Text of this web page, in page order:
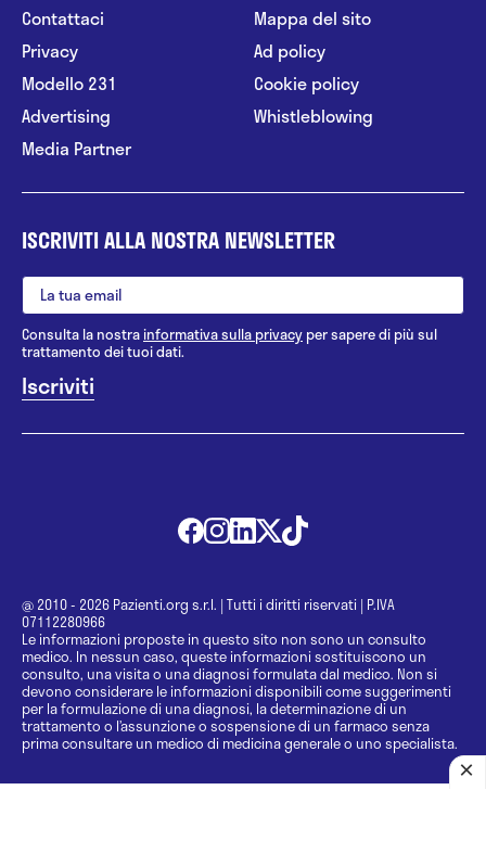
Contattaci
Privacy
Modello 231
Advertising
Media Partner
Mappa del sito
Ad policy
Cookie policy
Whistleblowing
ISCRIVITI ALLA NOSTRA NEWSLETTER
Consulta la nostrainformativa sulla privacy per sapere di più sul
trattamento dei tuoi dati.
@ 2010 - 2026 Pazienti.org s.r.l. | Tutti i diritti riservati | P.IVA
07112280966
Le informazioni proposte in questo sito non sono un consulto
medico. In nessun caso, queste informazioni sostituiscono un
consulto, una visita o una diagnosi formulata dal medico. Non si
devono considerare le informazioni disponibili come suggerimenti
per la formulazione di una diagnosi, la determinazione di un
trattamento o l’assunzione o sospensione di un farmaco senza
prima consultare un medico di medicina generale o uno specialista.